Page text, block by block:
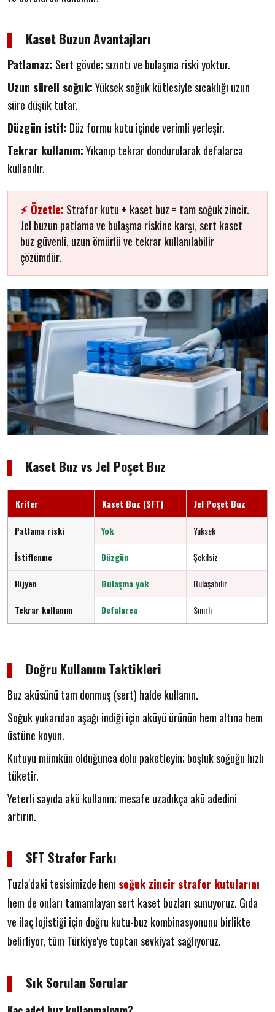
▌ Kaset Buzun Avantajları
Patlamaz: Sert gövde; sızıntı ve bulaşma riski yoktur.
Uzun süreli soğuk:Yüksek soğuk kütlesiyle sıcaklığı uzun
süre düşük tutar.
Düzgün istif: Düz formu kutu içinde verimli yerleşir.
Tekrar kullanım:Yıkanıp tekrar dondurularak defalarca
kullanılır.
⚡ Özetle: Strafor kutu + kaset buz = tam soğuk zincir.
Jel buzun patlama ve bulaşma riskine karşı, sert kaset
buz güvenli, uzun ömürlü ve tekrar kullanılabilir
çözümdür.
▌ Kaset Buz vs Jel Poşet Buz
Kriter Kaset Buz (SFT) Jel Poşet Buz
Patlama riski Yok Yüksek
İstiflenme Düzgün Şekilsiz
Hijyen Bulaşma yok Bulaşabilir
Tekrar kullanım Defalarca Sınırlı
▌ Doğru Kullanım Taktikleri
Buz aküsünü tam donmuş (sert) halde kullanın.
Soğuk yukarıdan aşağı indiği için aküyü ürünün hem altına hem
üstüne koyun.
Kutuyu mümkün olduğunca dolu paketleyin; boşluk soğuğu hızlı
tüketir.
Yeterli sayıda akü kullanın; mesafe uzadıkça akü adedini
artırın.
▌ SFT Strafor Farkı
Tuzla'daki tesisimizde hem soğuk zincir strafor kutularını
hem de onları tamamlayan sert kaset buzları sunuyoruz. Gıda
ve ilaç lojistiği için doğru kutu-buz kombinasyonunu birlikte
belirliyor, tüm Türkiye'ye toptan sevkiyat sağlıyoruz.
▌ Sık Sorulan Sorular